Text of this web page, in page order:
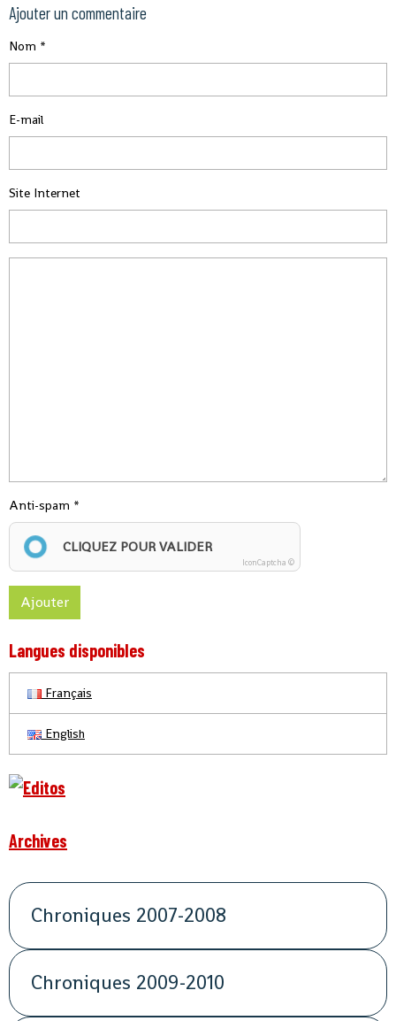
Ajouter un commentaire
Nom
E-mail
Site Internet
Anti-spam
CLIQUEZ POUR VALIDER
IconCaptcha ©
Ajouter
Langues disponibles
Français
English
Archives
Chroniques 2007-2008
Chroniques 2009-2010